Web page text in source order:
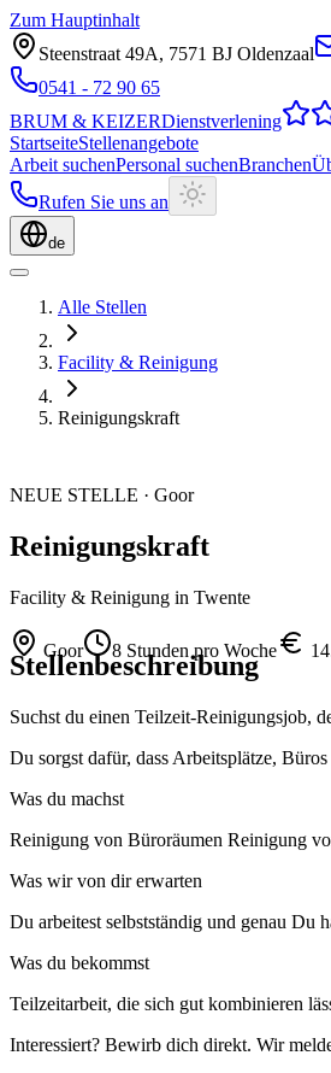
Zum Hauptinhalt
Steenstraat 49A, 7571 BJ Oldenzaal
0541 - 72 90 65
BRUM & KEIZERDienstverlening
StartseiteStellenangebote
Arbeit suchenPersonal suchenBranchen
Rufen Sie uns an
de
Alle Stellen
Facility & Reinigung
Reinigungskraft
NEUE STELLE · Goor
Reinigungskraft
Facility & Reinigung in Twente
Goor 8 Stunden pro Woche
Stellenbeschreibung
Suchst du einen Teilzeit-Reinigungsjob,
Du sorgst dafür, dass Arbeitsplätze,
Was du machst
Reinigung von Büroräumen Reinigung
Was wir von dir erwarten
Du arbeitest selbstständig und genau
Was du bekommst
Teilzeitarbeit, die sich gut kombinieren
Interessiert? Bewirb dich direkt. Wir